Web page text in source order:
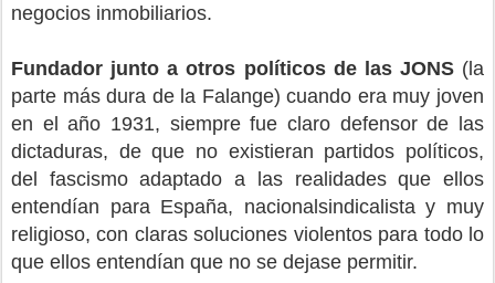
negocios inmobiliarios.
Fundador junto a otros políticos de las JONS(la
parte más dura de la Falange) cuando era muy joven
en el año 1931, siempre fue claro defensor de las
dictaduras, de que no existieran partidos políticos,
del fascismo adaptado a las realidades que ellos
entendían para España, nacionalsindicalista y muy
religioso, con claras soluciones violentos para todo lo
que ellos entendían que no se dejase permitir.